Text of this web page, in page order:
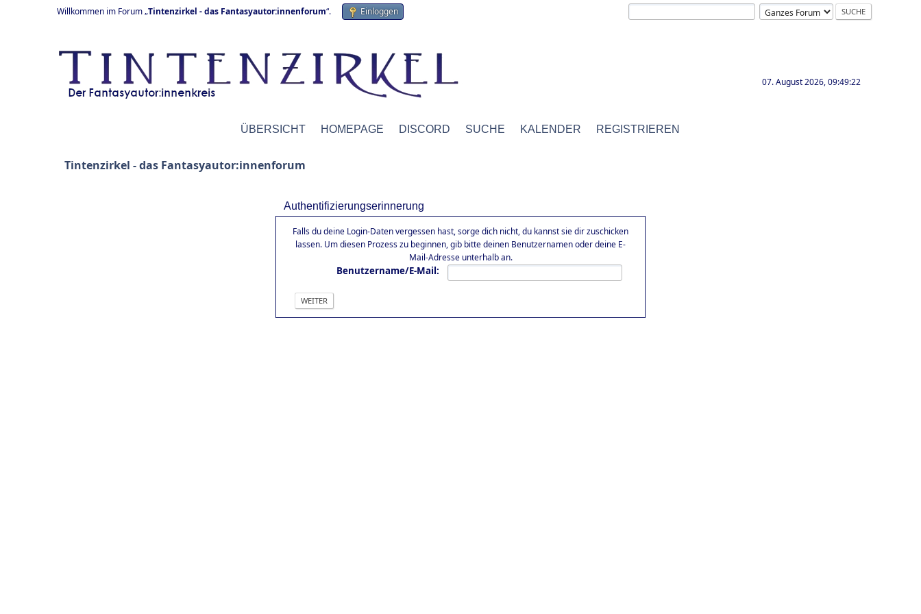
Willkommen im Forum „Tintenzirkel - das Fantasyautor:innenforum“. Einloggen
07. August 2026, 09:49:22
ÜBERSICHT HOMEPAGE DISCORD SUCHE KALENDER REGISTRIEREN
Tintenzirkel - das Fantasyautor:innenforum
Authentifizierungserinnerung
Falls du deine Login-Daten vergessen hast, sorge dich nicht, du kannst sie dir zuschicken
lassen. Um diesen Prozess zu beginnen, gib bitte deinen Benutzernamen oder deine E-
Mail-Adresse unterhalb an.
Benutzername/E-Mail: